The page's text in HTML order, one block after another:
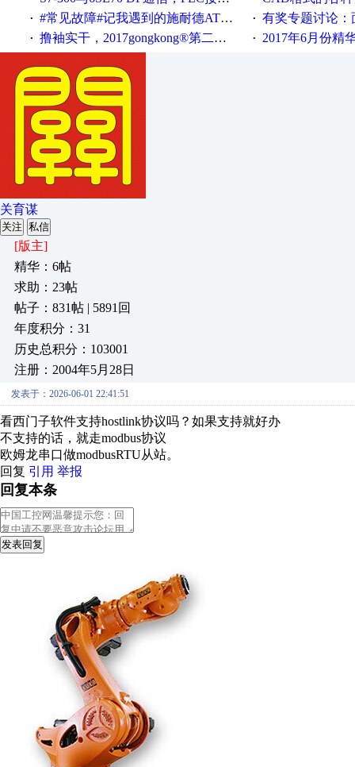
· #常见故障#记我遇到的施耐德ATV12变频器故障 · 有奖专题讨论：面对低压变
· 撸袖实干，2017gongkong®第二届智造工程师节正式起航！ · 2017年6月份精
关育谋
关注 私信
[版主]
精华：6帖
求助：23帖
帖子：831帖 | 5891回
年度积分：31
历史总积分：103001
注册：2004年5月28日
发表于：2026-06-01 22:41:51
看西门子软件支持hostlink协议吗？如果支持就好办
不支持的话，就走modbus协议
欧姆龙串口做modbusRTU从站。
回复 引用 举报
回复本条
发表回复